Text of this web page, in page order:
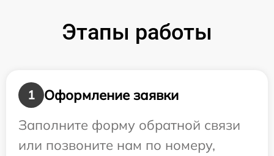
Этапы работы
1
Оформление заявки
Заполните форму обратной связи
или позвоните нам по номеру,